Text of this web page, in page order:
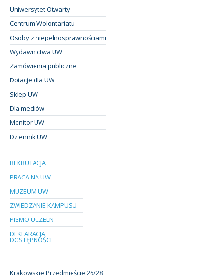
Uniwersytet Otwarty
Centrum Wolontariatu
Osoby z niepełnosprawnościami
Wydawnictwa UW
Zamówienia publiczne
Dotacje dla UW
Sklep UW
Dla mediów
Monitor UW
Dziennik UW
REKRUTACJA
PRACA NA UW
MUZEUM UW
ZWIEDZANIE KAMPUSU
PISMO UCZELNI
DEKLARACJA
DOSTĘPNOŚCI
Krakowskie Przedmieście 26/28